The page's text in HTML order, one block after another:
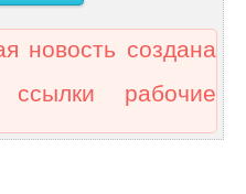
новость создана
ссылки рабочие